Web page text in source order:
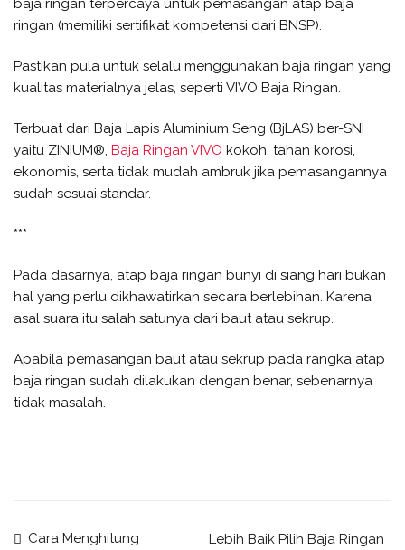
baja ringan terpercaya untuk pemasangan atap baja
ringan (memiliki sertifikat kompetensi dari BNSP).
Pastikan pula untuk selalu menggunakan baja ringan yang
kualitas materialnya jelas, seperti VIVO Baja Ringan.
Terbuat dari Baja Lapis Aluminium Seng (BjLAS) ber-SNI
yaitu ZINIUM®, Baja Ringan VIVO kokoh, tahan korosi,
ekonomis, serta tidak mudah ambruk jika pemasangannya
sudah sesuai standar.
***
Pada dasarnya, atap baja ringan bunyi di siang hari bukan
hal yang perlu dikhawatirkan secara berlebihan. Karena
asal suara itu salah satunya dari baut atau sekrup.
Apabila pemasangan baut atau sekrup pada rangka atap
baja ringan sudah dilakukan dengan benar, sebenarnya
tidak masalah.
Cara Menghitung
Lebih Baik Pilih Baja Ringan